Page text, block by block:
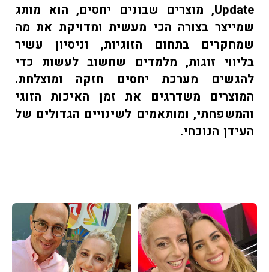
Update, מוצרים שבונים יחסים, הוא מותג
שמייצר בצורה הכי מעשית ומדויקת את מה
שמחקרים בתחום הזוגיות, וניסיון עשיר
בליווי זוגות, מלמדים שחשוב לעשות כדי
להגשים מערכת יחסים חזקה ומוצלחת.
המוצרים משדרגים את זמן האיכות הזוגי
והמשפחתי, ומותאמים לשינויים הגדולים של
העידן הנוכחי.​